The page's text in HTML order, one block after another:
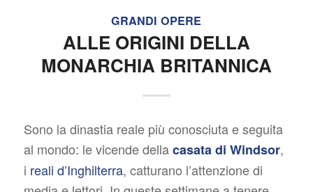
GRANDI OPERE
ALLE ORIGINI DELLA
MONARCHIA BRITANNICA
Sono la dinastia reale più conosciuta e seguita
al mondo: le vicende dellacasata di Windsor,
i reali d’Inghilterra, catturano l’attenzione di